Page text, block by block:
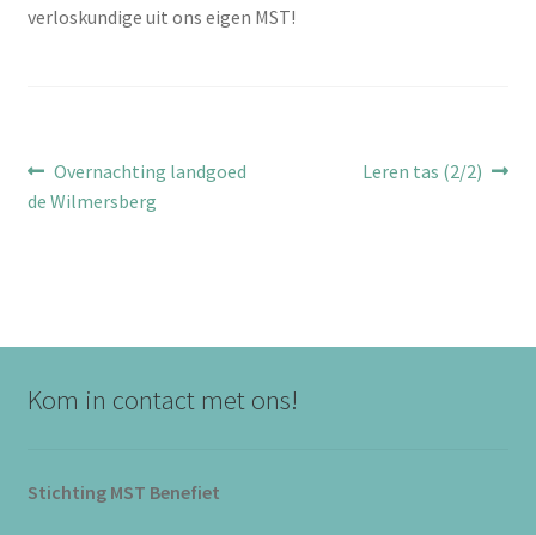
verloskundige uit ons eigen MST!
Bericht
navigatie
Vorig
bericht:
Overnachting landgoed
de Wilmersberg
Volgend
Leren tas (2/2)
Kom in contact met ons!
Stichting MST Benefiet